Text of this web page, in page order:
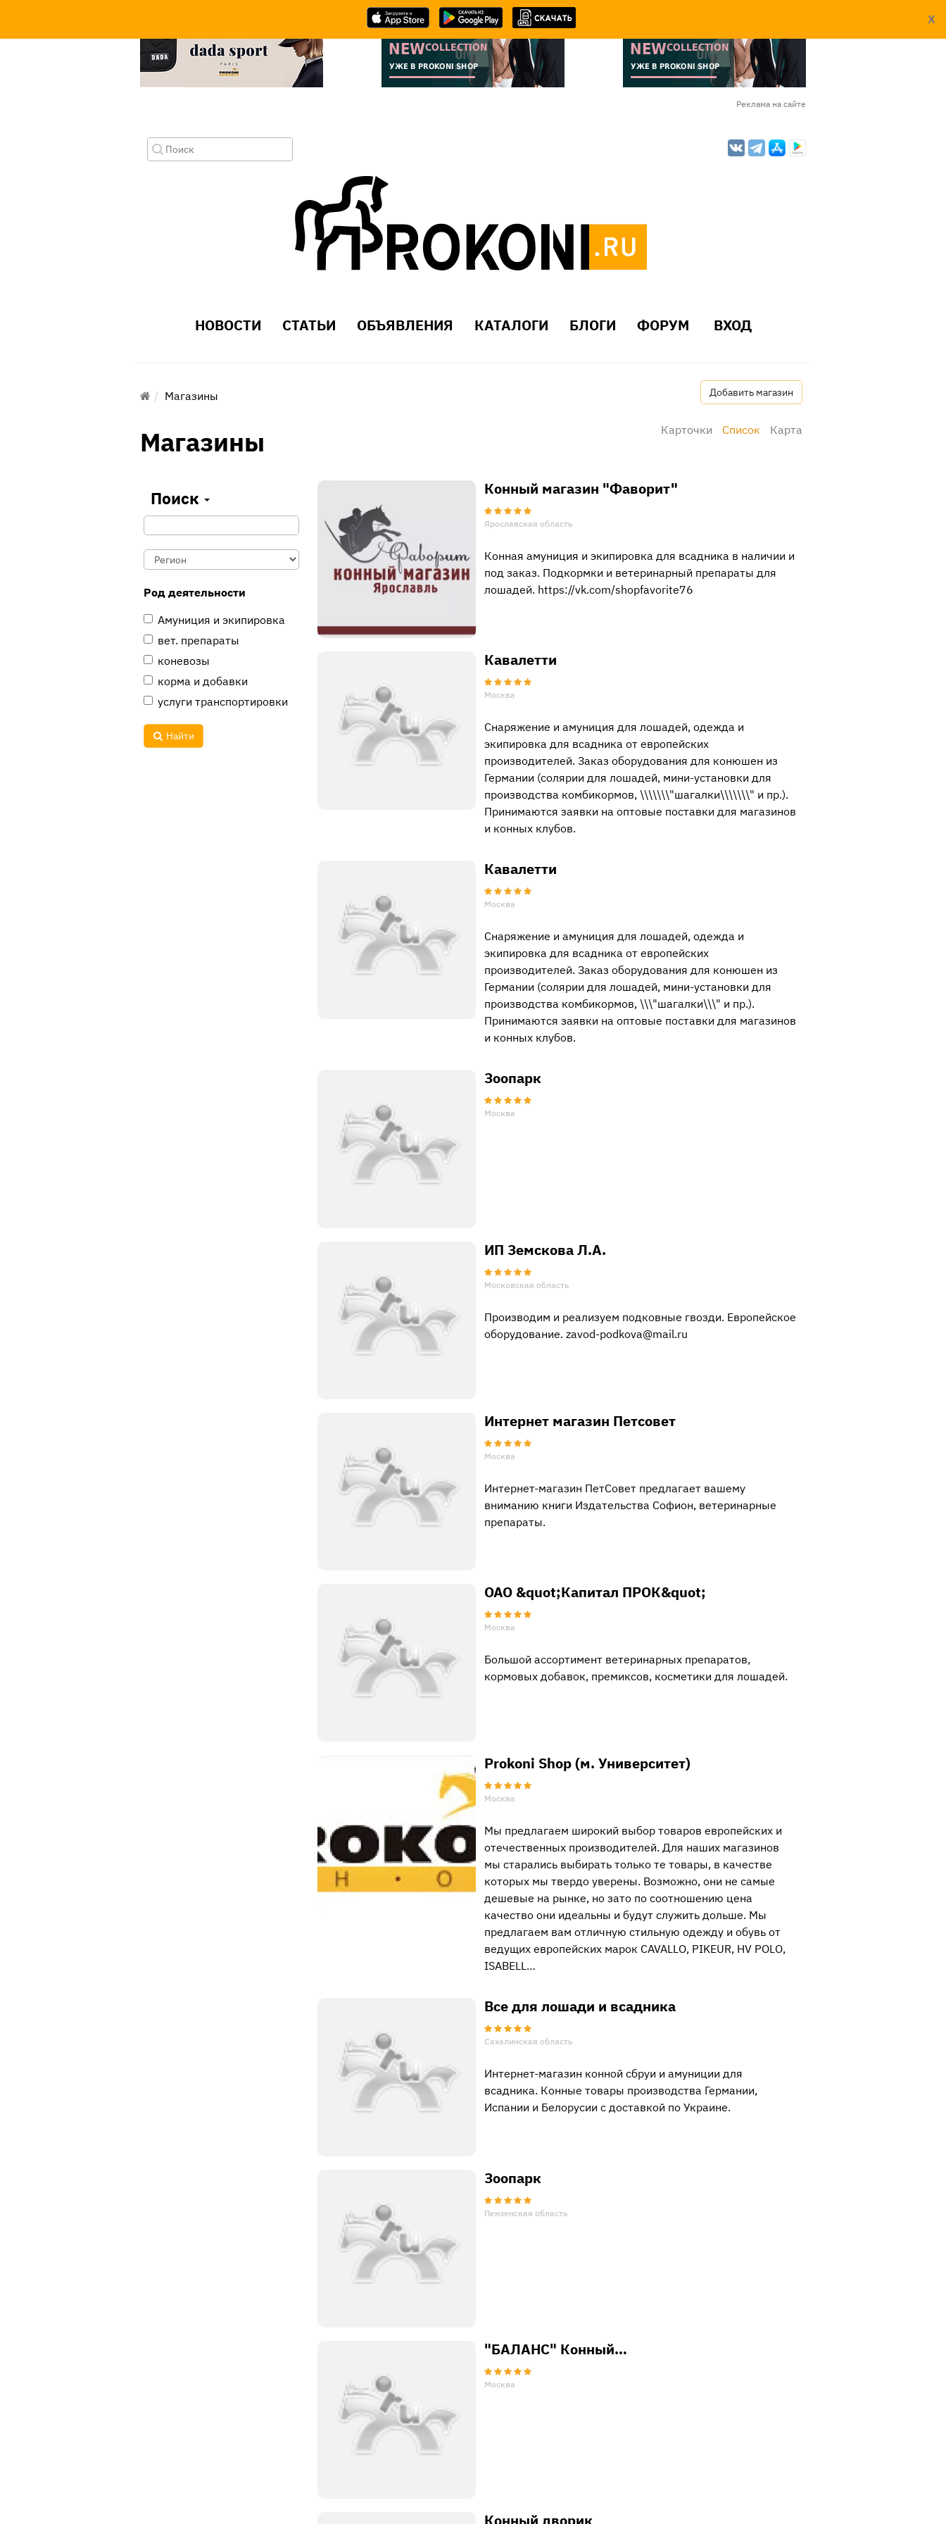
X
Реклама на сайте
НОВОСТИ СТАТЬИ ОБЪЯВЛЕНИЯ КАТАЛОГИ БЛОГИ ФОРУМ ВХОД
Магазины Добавить магазин
Магазины Карточки Список Карта
Поиск
Род деятельности
Амуниция и экипировка
вет. препараты
коневозы
корма и добавки
услуги транспортировки
Найти
Конный магазин "Фаворит"
Ярославская область
Конная амуниция и экипировка для всадника в наличии и
под заказ. Подкормки и ветеринарный препараты для
лошадей. https://vk.com/shopfavorite76
Кавалетти
Москва
Cнаряжение и амуниция для лошадей, одежда и
экипировка для всадника от европейских
производителей. Заказ оборудования для конюшен из
Германии (солярии для лошадей, мини-установки для
производства комбикормов, \\\\\\\"шагалки\\\\\\\" и пр.).
Принимаются заявки на оптовые поставки для магазинов
и конных клубов.
Кавалетти
Москва
Cнаряжение и амуниция для лошадей, одежда и
экипировка для всадника от европейских
производителей. Заказ оборудования для конюшен из
Германии (солярии для лошадей, мини-установки для
производства комбикормов, \\\"шагалки\\\" и пр.).
Принимаются заявки на оптовые поставки для магазинов
и конных клубов.
Зоопарк
Москва
ИП Земскова Л.А.
Московская область
Производим и реализуем подковные гвозди. Европейское
оборудование. zavod-podkova@mail.ru
Интернет магазин Петсовет
Москва
Интернет-магазин ПетСовет предлагает вашему
вниманию книги Издательства Софион, ветеринарные
препараты.
ОАО &quot;Капитал ПРОК&quot;
Москва
Большой ассортимент ветеринарных препаратов,
кормовых добавок, премиксов, косметики для лошадей.
Prokoni Shop (м. Университет)
Москва
Мы предлагаем широкий выбор товаров европейских и
отечественных производителей. Для наших магазинов
мы старались выбирать только те товары, в качестве
которых мы твердо уверены. Возможно, они не самые
дешевые на рынке, но зато по соотношению цена
качество они идеальны и будут служить дольше. Мы
предлагаем вам отличную стильную одежду и обувь от
ведущих европейских марок CAVALLO, PIKEUR, HV POLO,
ISABELL…
Все для лошади и всадника
Сахалинская область
Интернет-магазин конной сбруи и амуниции для
всадника. Конные товары производства Германии,
Испании и Белорусии с доставкой по Украине.
Зоопарк
Пензенская область
"БАЛАНС" Конный…
Москва
Конный дворик